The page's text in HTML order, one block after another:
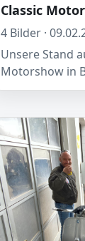
Classic
4 Bilder ·
Unsere Stand
Motorshow in